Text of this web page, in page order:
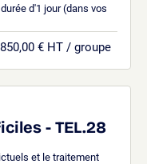
d'1 jour (dans vos
€ HT / groupe
- TEL.28
et le traitement